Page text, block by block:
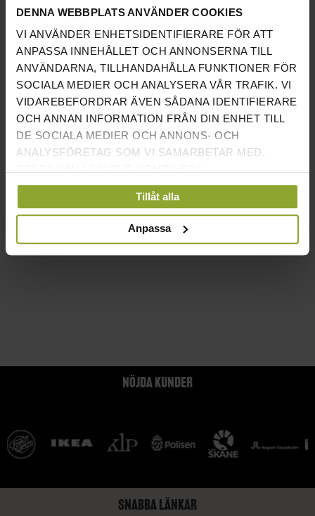
DENNA WEBBPLATS ANVÄNDER COOKIES
VI ANVÄNDER ENHETSIDENTIFIERARE FÖR ATT
ANPASSA INNEHÅLLET OCH ANNONSERNA TILL
ANVÄNDARNA, TILLHANDAHÅLLA FUNKTIONER FÖR
SOCIALA MEDIER OCH ANALYSERA VÅR TRAFIK. VI
VIDAREBEFORDRAR ÄVEN SÅDANA IDENTIFIERARE
OCH ANNAN INFORMATION FRÅN DIN ENHET TILL
DE SOCIALA MEDIER OCH ANNONS- OCH
ANALYSFÖRETAG SOM VI SAMARBETAR MED.
INFORMATIONEN MED ANNAN INFORMATION SOM
DU HAR TILLHANDAHÅLLIT ELLER SOM DE HAR
SAMLAT IN NÄR DU HAR ANVÄNT DERAS
Tillåt alla
Anpassa
Share on Facebook
FÖREGÅENDE
GYMGOLV I HEMMAGYM
NÄSTA
ETT LITE STÖRRE HEMMAGYM - INSPIRATION!
NÖJDA KUNDER
SNABBA LÄNKAR